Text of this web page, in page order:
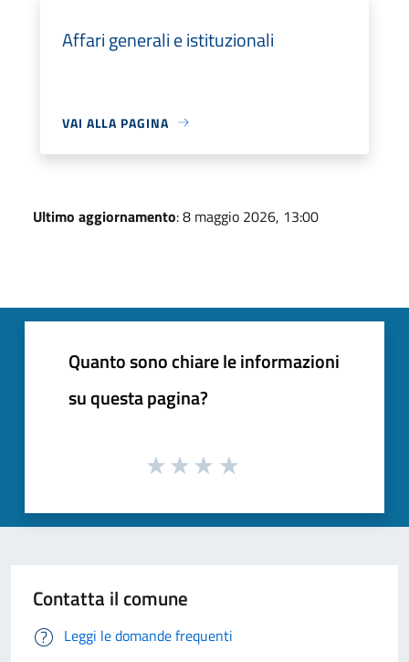
Affari generali e istituzionali
VAI ALLA PAGINA
Ultimo aggiornamento: 8 maggio 2026, 13:00
Quanto sono chiare le informazioni
su questa pagina?
Contatta il comune
Leggi le domande frequenti